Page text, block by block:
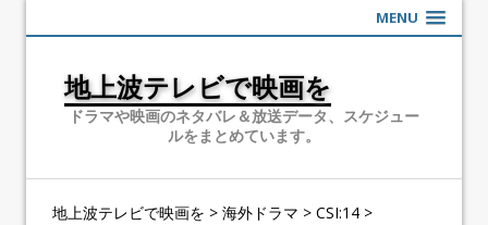
MENU
地上波テレビで映画を
ドラマや映画のネタバレ＆放送データ、スケジュー
ルをまとめています。
地上波テレビで映画を > 海外ドラマ > CSI:14 >